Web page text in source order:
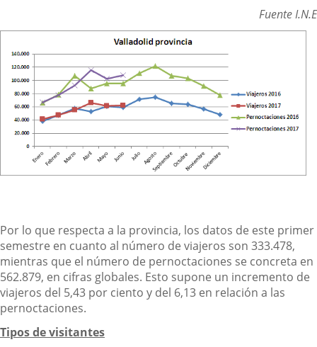
Fuente I.N.E
Por lo que respecta a la provincia, los datos de este primer
semestre en cuanto al número de viajeros son 333.478,
mientras que el número de pernoctaciones se concreta en
562.879, en cifras globales. Esto supone un incremento de
viajeros del 5,43 por ciento y del 6,13 en relación a las
pernoctaciones.
Tipos de visitantes